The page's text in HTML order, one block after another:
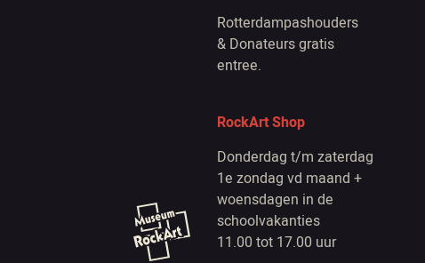
Rotterdampashouders
& Donateurs gratis
entree.
RockArt Shop
Donderdag t/m zaterdag
1e zondag vd maand +
woensdagen in de
schoolvakanties
11.00 tot 17.00 uur